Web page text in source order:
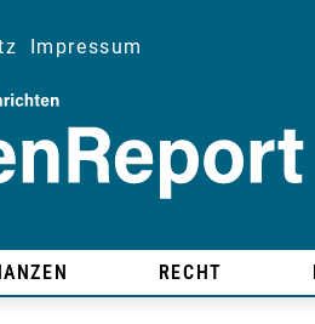
Impressum
RECHT